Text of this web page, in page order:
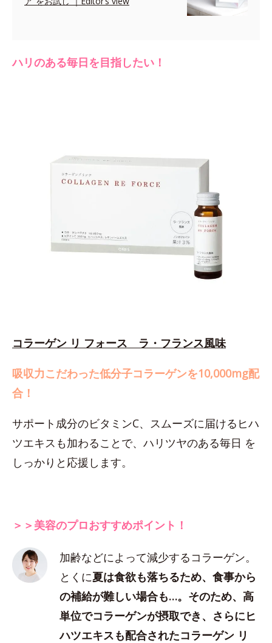
ハリのある毎日を目指したい！
コラーゲン リ フォース ラ・フランス風味
吸収力こだわった低分子コラーゲンを10,000mg配
合！
サポート成分のビタミンC、スムーズに届けるヒハ
ツエキスも加わることで、ハリツヤのある毎日 を
しっかりと応援します。
＞＞美容のプロおすすめポイント！
加齢などによって減少するコラーゲン。
とくに夏は食欲も落ちるため、食事から
の補給が難しい場合も…。そのため、高
単位でコラーゲンが摂取でき、さらにヒ
ハツエキスも配合されたコラーゲン リ